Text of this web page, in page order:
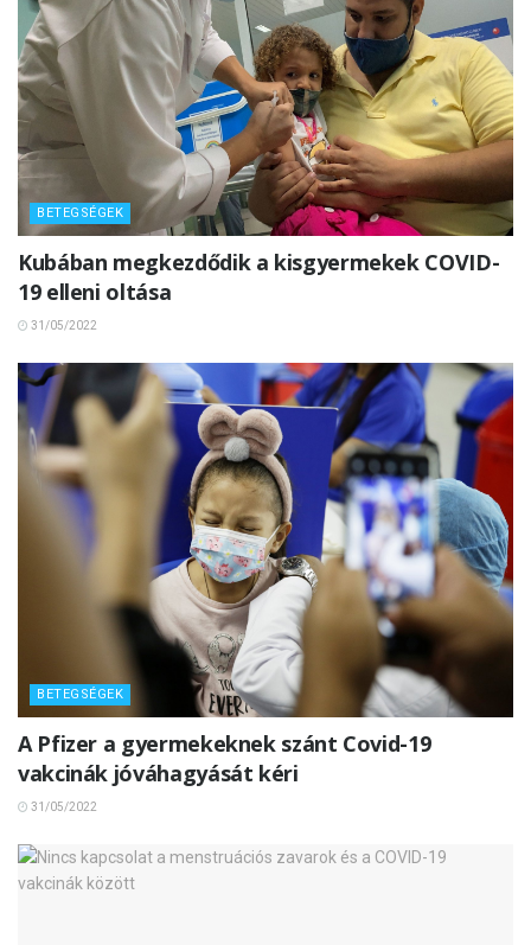
BETEGSÉGEK
Kubában megkezdődik a kisgyermekek COVID-
19 elleni oltása
31/05/2022
BETEGSÉGEK
A Pfizer a gyermekeknek szánt Covid-19
vakcinák jóváhagyását kéri
31/05/2022